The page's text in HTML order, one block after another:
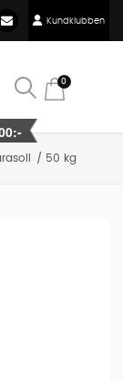
Kundklubben
0
/ 50 kg